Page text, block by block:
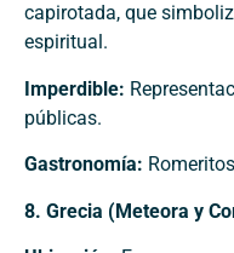
capirotada, que
espiritual.
Imperdible:
públicas.
Gastronomía:
8. Grecia (Meteora y